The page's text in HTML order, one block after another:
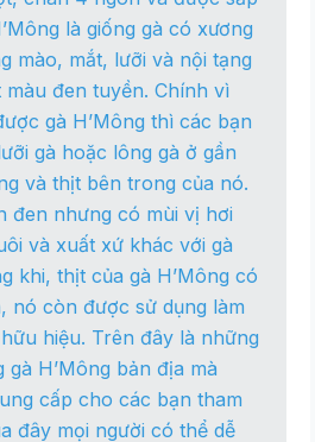
là giống gà có xương
mào, mắt, lưỡi và nội tạng
màu đen tuyền. Chính vì
gà H’Mông thì các bạn
gà hoặc lông gà ở gần
và thịt bên trong của nó.
đen nhưng có mùi vị hơi
và xuất xứ khác với gà
khi, thịt của gà H’Mông có
nó còn được sử dụng làm
hiệu. Trên đây là những
gà H’Mông bản địa mà
cấp cho các bạn tham
đây mọi người có thể dễ